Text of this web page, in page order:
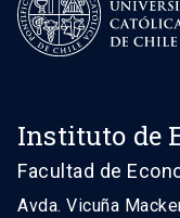
Instituto de
Facultad de
Avda. Vicuña